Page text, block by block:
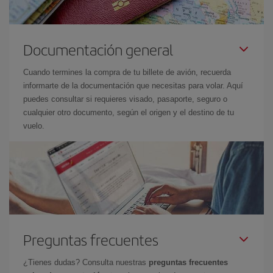
Documentación general
Cuando termines la compra de tu billete de avión, recuerda
informarte de la documentación que necesitas para volar. Aquí
puedes consultar si requieres visado, pasaporte, seguro o
cualquier otro documento, según el origen y el destino de tu
vuelo.
Preguntas frecuentes
¿Tienes dudas? Consulta nuestras preguntas frecuentes